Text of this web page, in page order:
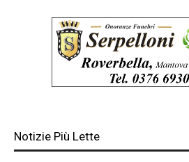
Notizie Più Lette